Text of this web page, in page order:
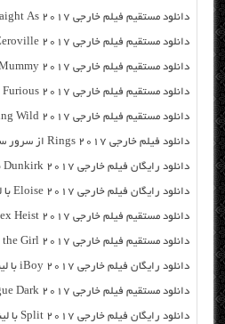
دانلود مستقیم فیلم خارجی From Straight As 2017 از سرور سایت
دانلود مستقیم فیلم خارجی Zeroville 2017 از سرور سایت
دانلود مستقیم فیلم خارجی The Mummy 2017 از سرور سایت
دانلود مستقیم فیلم خارجی The Fate of the Furious 2017 از سرور سایت
دانلود مستقیم فیلم خارجی Running Wild 2017 از سرور سایت
دانلود فیلم خارجی Rings 2017 از سرور سایت
دانلود رایگان فیلم خارجی Dunkirk 2017 با لینک مستقیم
دانلود رایگان فیلم خارجی Eloise 2017 با لینک مستقیم
دانلود مستقیم فیلم خارجی Essex Heist 2017 از سرور سایت
دانلود مستقیم فیلم خارجی Get the Girl 2017 از سرور سایت
دانلود رایگان فیلم خارجی iBoy 2017 با لینک مستقیم
دانلود مستقیم فیلم خارجی Justice League Dark 2017 از سرور سایت
دانلود رایگان فیلم خارجی Split 2017 با لینک مستقیم